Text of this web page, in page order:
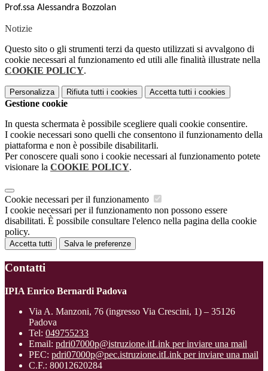
Prof.ssa Alessandra Bozzolan
Notizie
Questo sito o gli strumenti terzi da questo utilizzati si avvalgono di
cookie necessari al funzionamento ed utili alle finalità illustrate nella
COOKIE POLICY.
Personalizza Rifiuta tutti i cookies Accetta tutti i cookies
Gestione cookie
In questa schermata è possibile scegliere quali cookie consentire.
I cookie necessari sono quelli che consentono il funzionamento della
piattaforma e non è possibile disabilitarli.
Per conoscere quali sono i cookie necessari al funzionamento potete
visionare la COOKIE POLICY.
Cookie necessari per il funzionamento
I cookie necessari per il funzionamento non possono essere
disabilitati. È possibile consultare l'elenco nella pagina della cookie
policy.
Accetta tutti Salva le preferenze
Contatti
IPIA Enrico Bernardi Padova
Via A. Manzoni, 76 (ingresso Via Crescini, 1) – 35126
Padova
Tel: 049755233
Email: pdri07000p@istruzione.itLink per inviare una mail
PEC: pdri07000p@pec.istruzione.itLink per inviare una mail
C.F.: 80012620284